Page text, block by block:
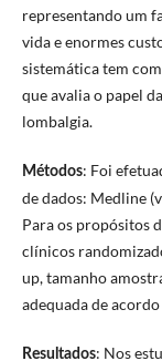
representando um
vida e enormes
sistemática tem
que avalia o papel
lombalgia.
Métodos: Foi
de dados: Medline
Para os propósitos
clínicos
up, tamanho
adequada de
Resultados: Nos